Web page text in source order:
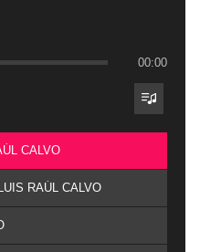
00:00
CALVO
RAÚL CALVO